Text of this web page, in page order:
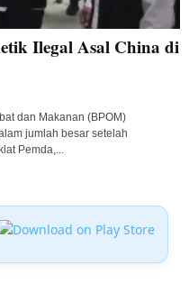
Ilegal Asal China di
dan Makanan (BPOM)
jumlah besar setelah
Pemda,...